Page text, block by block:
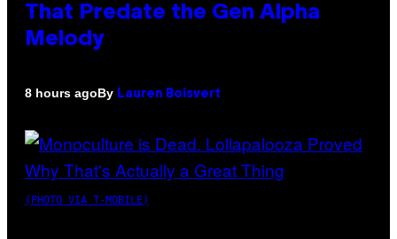
That Predate the Gen Alpha
Melody
8 hours agoBy Lauren Boisvert
(PHOTO VIA T-MOBILE)